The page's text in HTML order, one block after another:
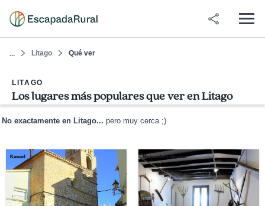
... Litago Qué ver
LITAGO
Los lugares más populares que ver en Litago
No exactamente en Litago... pero muy cerca ;)
Kascof Museo del Labrador